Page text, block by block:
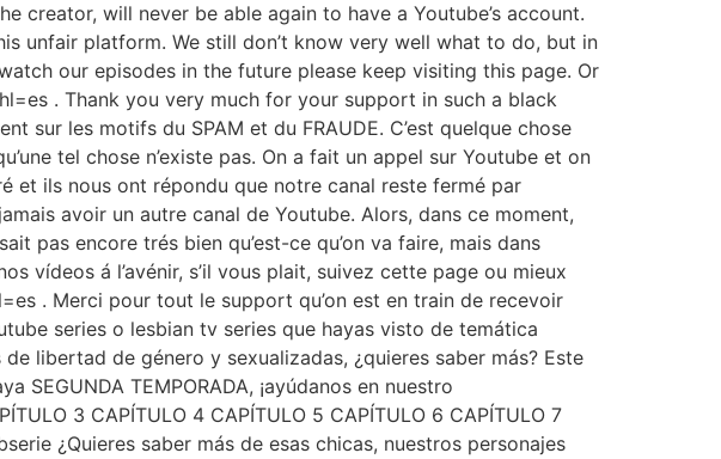
creator, will never be able again to have a Youtube’s account.
unfair platform. We still don’t know very well what to do, but in
our episodes in the future please keep visiting this page. Or
. Thank you very much for your support in such a black
sur les motifs du SPAM et du FRAUDE. C’est quelque chose
tel chose n’existe pas. On a fait un appel sur Youtube et on
et ils nous ont répondu que notre canal reste fermé par
avoir un autre canal de Youtube. Alors, dans ce moment,
pas encore trés bien qu’est-ce qu’on va faire, mais dans
vídeos á l’avénir, s’il vous plait, suivez cette page ou mieux
. Merci pour tout le support qu’on est en train de recevoir
series o lesbian tv series que hayas visto de temática
libertad de género y sexualizadas, ¿quieres saber más? Este
SEGUNDA TEMPORADA, ¡ayúdanos en nuestro
3 CAPÍTULO 4 CAPÍTULO 5 CAPÍTULO 6 CAPÍTULO 7
¿Quieres saber más de esas chicas, nuestros personajes